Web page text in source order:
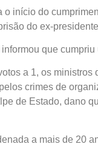
o início do
do ex-
que
a 1, os ministros
crimes de
de Estado, dano
a mais de 20